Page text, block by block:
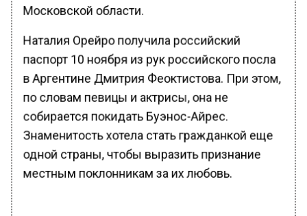
Московской области.
Наталия Орейро получила российский
паспорт 10 ноября из рук российского посла
в Аргентине Дмитрия Феоктистова. При этом,
по словам певицы и актрисы, она не
собирается покидать Буэнос-Айрес.
Знаменитость хотела стать гражданкой еще
одной страны, чтобы выразить признание
местным поклонникам за их любовь.